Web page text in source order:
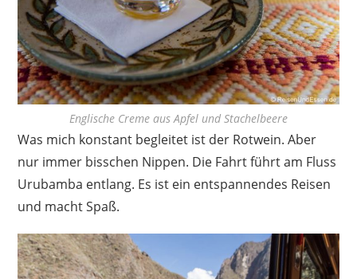
Englische Creme aus Apfel und Stachelbeere
Was mich konstant begleitet ist der Rotwein. Aber
nur immer bisschen Nippen. Die Fahrt führt am Fluss
Urubamba entlang. Es ist ein entspannendes Reisen
und macht Spaß.